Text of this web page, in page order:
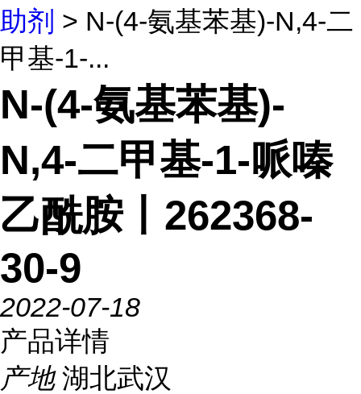
助剂 > N-(4-氨基苯基)-N,4-二
甲基-1-...
N-(4-氨基苯基)-
N,4-二甲基-1-哌嗪
乙酰胺丨262368-
30-9
2022-07-18
产品详情
产地 湖北武汉